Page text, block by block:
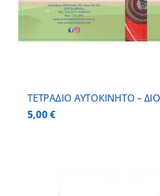
ΤΕΤΡΑΔΙΟ ΑΥΤΟΚΙΝΗΤΟ –
5,00€